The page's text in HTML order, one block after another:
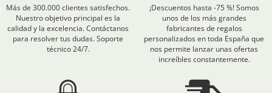
Más de 300.000 clientes satisfechos.
Nuestro objetivo principal es la
calidad y la excelencia. Contáctanos
para resolver tus dudas. Soporte
técnico 24/7.
¡Descuentos hasta -75 %! Somos
unos de los más grandes
fabricantes de regalos
personalizados en toda España que
nos permite lanzar unas ofertas
increíbles constantemente.